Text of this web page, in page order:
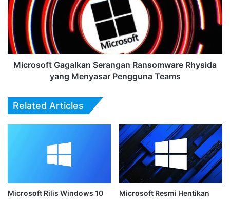
Rhysida
Menyasar
Pengguna
Teams
Microsoft Gagalkan Serangan Ransomware Rhysida
yang Menyasar Pengguna Teams
Related Articles
Microsoft Rilis Windows 10
Microsoft Resmi Hentikan